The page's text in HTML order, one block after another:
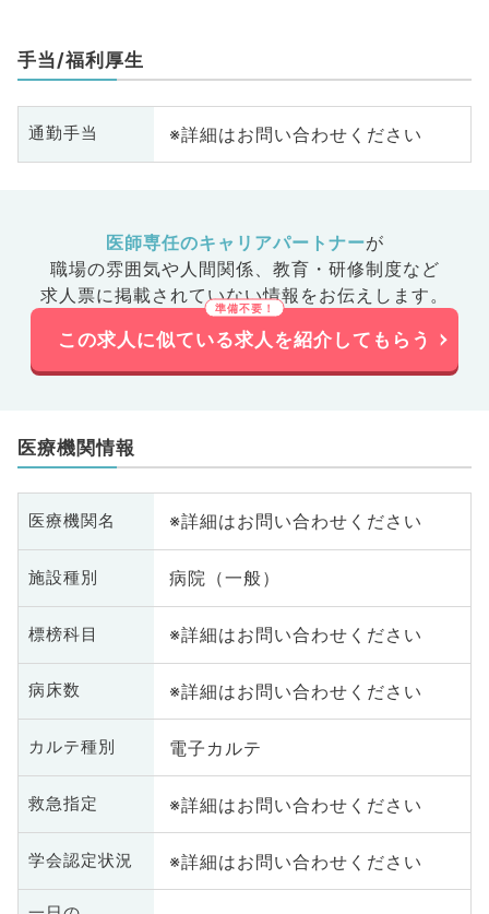
科系全般、一般外科、消化器外
科、乳腺外科、総合診療科、美容
系、膠原病科、スポーツ整形外
科、大腸・肛門外科、その他、産
業医、科目不問
手当/福利厚生
通勤手当 ※詳細はお問い合わせください
医師専任のキャリアパートナーが
職場の雰囲気や人間関係、 教育・研修制度など
求人票に掲載されていない情報をお伝えします。
この求人に似ている求人を紹介してもらう
医療機関情報
医療機関名 ※詳細はお問い合わせください
施設種別 病院（一般）
標榜科目 ※詳細はお問い合わせください
病床数 ※詳細はお問い合わせください
カルテ種別 電子カルテ
救急指定 ※詳細はお問い合わせください
学会認定状況 ※詳細はお問い合わせください